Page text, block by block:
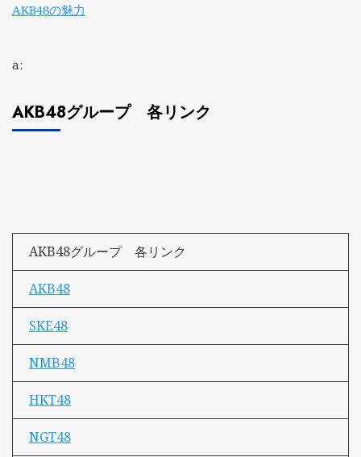
AKB48の魅力
a:
AKB48グループ 各リンク
AKB48グループ 各リンク
AKB48
SKE48
NMB48
HKT48
NGT48